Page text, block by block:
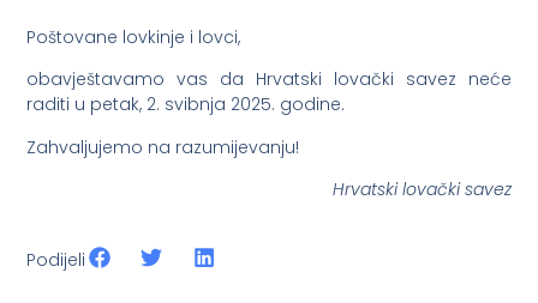
Poštovane lovkinje i lovci,
obavještavamo vas da Hrvatski lovački savez neće
raditi u petak, 2. svibnja 2025. godine.
Zahvaljujemo na razumijevanju!
Hrvatski lovački savez
Podijeli